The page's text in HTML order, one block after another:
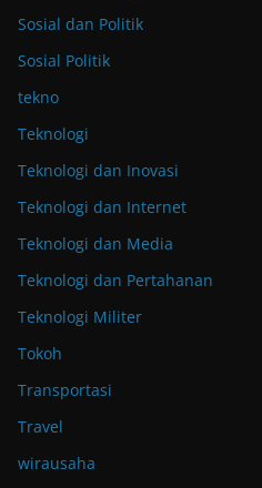
Sosial dan Politik
Sosial Politik
tekno
Teknologi
Teknologi dan Inovasi
Teknologi dan Internet
Teknologi dan Media
Teknologi dan Pertahanan
Teknologi Militer
Tokoh
Transportasi
Travel
wirausaha